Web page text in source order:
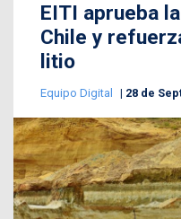
EITI aprueba
Chile y
litio
Equipo Digital 28 de